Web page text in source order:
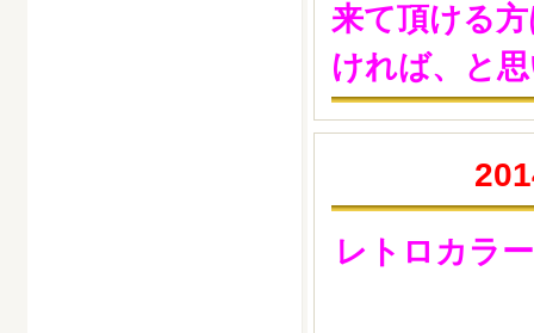
来て頂ける
ければ、と
レトロカラ